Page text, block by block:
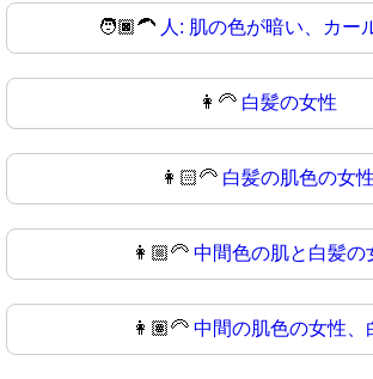
🧑🏿‍🦱 人: 肌の色が暗い、カー
👩‍🦳 白髪の女性
👩🏻‍🦳 白髪の肌色の女性
👩🏼‍🦳 中間色の肌と白髪の
👩🏽‍🦳 中間の肌色の女性、